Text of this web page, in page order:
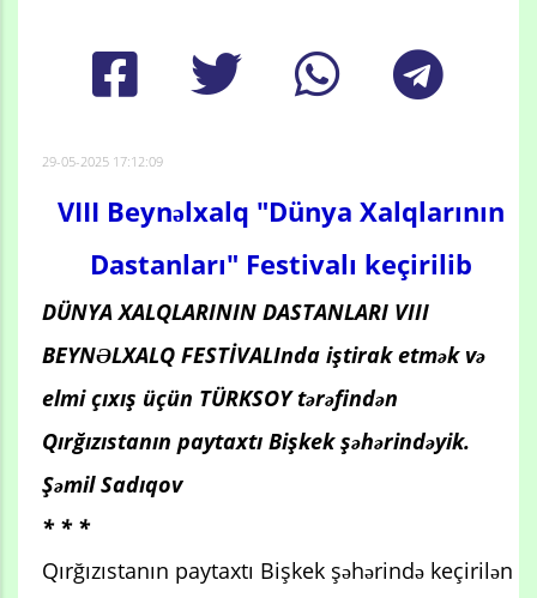
29-05-2025 17:12:09
VIII Beynəlxalq "Dünya Xalqlarının
Dastanları" Festivalı keçirilib
DÜNYA XALQLARININ DASTANLARI VIII
BEYNƏLXALQ FESTİVALInda iştirak etmək və
elmi çıxış üçün TÜRKSOY tərəfindən
Qırğızıstanın paytaxtı Bişkek şəhərindəyik.
Şəmil Sadıqov
* * *
Qırğızıstanın paytaxtı Bişkek şəhərində keçirilən